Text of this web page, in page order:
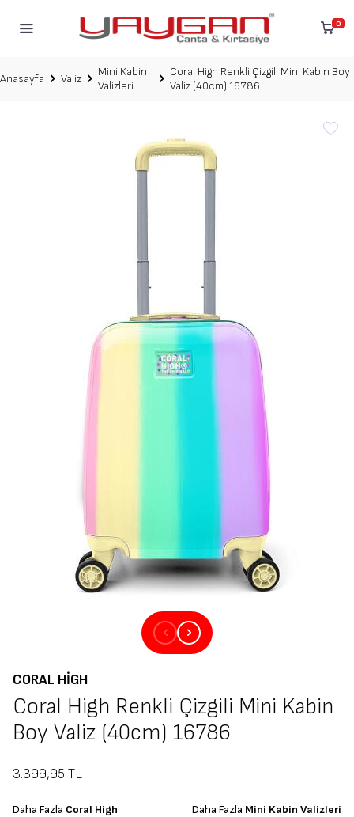
0
Anasayfa Valiz
Mini Kabin
Valizleri
Coral High Renkli Çizgili Mini Kabin Boy
Valiz (40cm) 16786
CORAL HIGH
Coral High Renkli Çizgili Mini Kabin
Boy Valiz (40cm) 16786
3.399,95 TL
Daha Fazla Coral High Daha Fazla Mini Kabin Valizleri